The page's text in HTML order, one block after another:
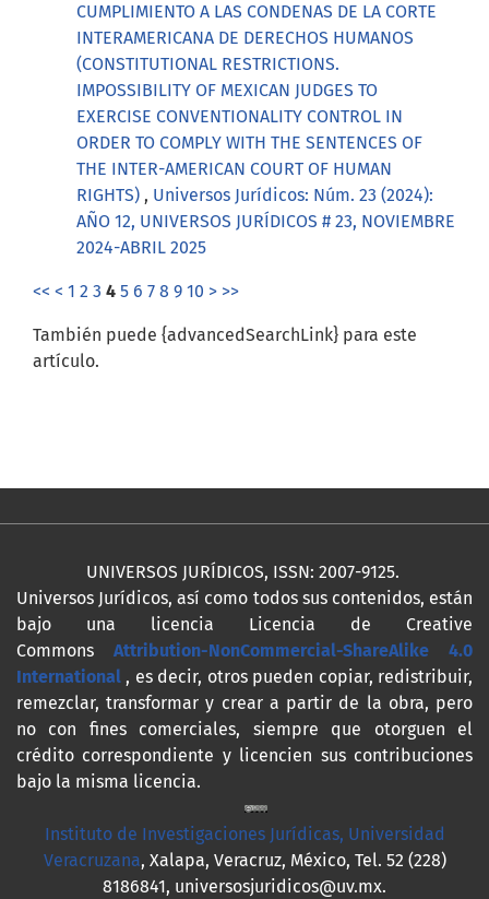
CUMPLIMIENTO A LAS CONDENAS DE LA CORTE
INTERAMERICANA DE DERECHOS HUMANOS
(CONSTITUTIONAL RESTRICTIONS.
IMPOSSIBILITY OF MEXICAN JUDGES TO
EXERCISE CONVENTIONALITY CONTROL IN
ORDER TO COMPLY WITH THE SENTENCES OF
THE INTER-AMERICAN COURT OF HUMAN
RIGHTS) , Universos Jurídicos: Núm. 23 (2024):
AÑO 12, UNIVERSOS JURÍDICOS # 23, NOVIEMBRE
2024-ABRIL 2025
<< < 1 2 3 4 5 6 7 8 9 10 > >>
También puede {advancedSearchLink} para este
artículo.
UNIVERSOS JURÍDICOS, ISSN: 2007-9125.
Universos Jurídicos, así como todos sus contenidos, están
bajo una licencia Licencia de Creative
Commons Attribution-NonCommercial-ShareAlike 4.0
International , es decir, otros pueden copiar, redistribuir,
remezclar, transformar y crear a partir de la obra, pero
no con fines comerciales, siempre que otorguen el
crédito correspondiente y licencien sus contribuciones
bajo la misma licencia.
Instituto de Investigaciones Jurídicas, Universidad
Veracruzana, Xalapa, Veracruz, México, Tel. 52 (228)
8186841, universosjuridicos@uv.mx.